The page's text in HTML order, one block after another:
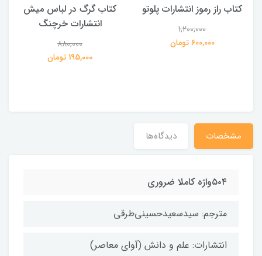
کتاب راز رموز انتشارات پلوتو
1,200,000
600,000 تومان
کتاب گرگ در لباس میش
انتشارات خرچنگ
880,000
195,000 تومان
مشخصات دیدگاه‌ها
۵۰۴واژه کاملا ضروری
مترجم: سیدسعیدحسینی‌طرقی
انتشارات: علم و دانش (آوای معاصر)